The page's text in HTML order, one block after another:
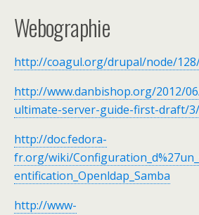
Webographie
http://coagul.org/drupal/node/
http://www.danbishop.org/2012/
ultimate-server-guide-first-draft/
http://doc.fedora-
fr.org/wiki/
entification_Openldap_Samba
http://www-